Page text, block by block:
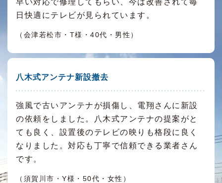
早い対応で修理してもらい、今は改善されて毎
日快適にテレビが見られています。
（会津若松市・T様・40代・男性）
八木式アンテナ新設撤去
強風で古いアンテナが損傷し、電翔さんに新設
の依頼をしました。八木式アンテナの提案がと
ても良く、設置後のテレビの映りも格段に良く
なりました。対応も丁寧で信頼できる業者さん
です。
（須賀川市・Y様・50代・女性）